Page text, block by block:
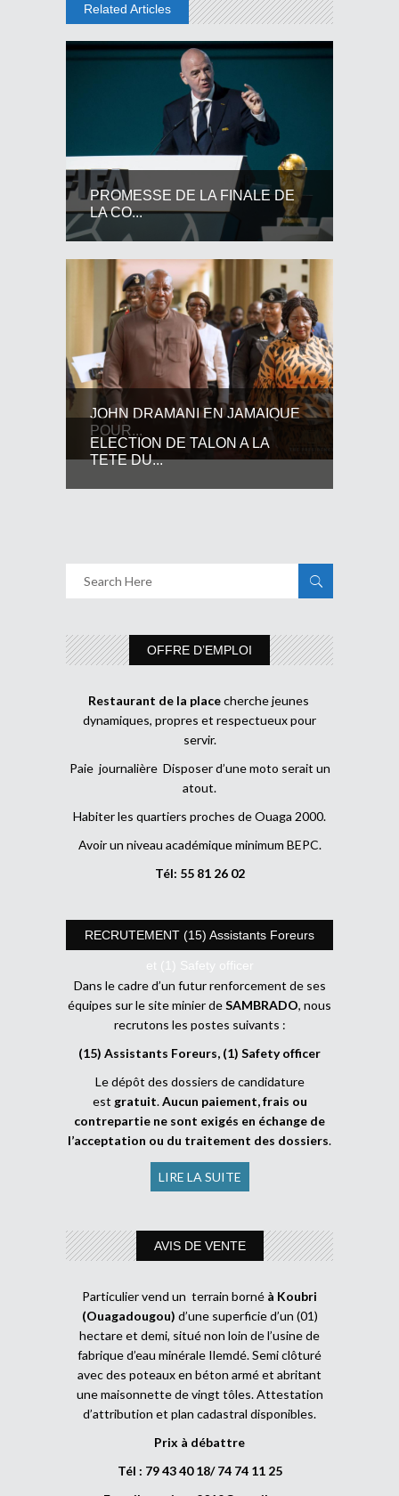
Related Articles
PROMESSE DE LA FINALE DE
LA CO...
JOHN DRAMANI EN JAMAIQUE
POUR...
ELECTION DE TALON A LA
TETE DU...
OFFRE D’EMPLOI
Restaurant de la placecherche jeunes
dynamiques, propres et respectueux pour
servir.
Paie journalière Disposer d’une moto serait un
atout.
Habiter les quartiers proches de Ouaga 2000.
Avoir un niveau académique minimum BEPC.
Tél: 55 81 26 02
RECRUTEMENT (15) Assistants Foreurs
et (1) Safety officer
Dans le cadre d’un futur renforcement de ses
équipes sur le site minier deSAMBRADO, nous
recrutons les postes suivants :
(15) Assistants Foreurs, (1) Safety officer
Le dépôt des dossiers de candidature
est gratuit.Aucun paiement, frais ou
contrepartie ne sont exigés en échange de
l’acceptation ou du traitement des dossiers.
LIRE LA SUITE
AVIS DE VENTE
Particulier vend un terrain borné à Koubri
(Ouagadougou) d’une superficie d’un (01)
hectare et demi, situé non loin de l’usine de
fabrique d’eau minérale Ilemdé. Semi clôturé
avec des poteaux en béton armé et abritant
une maisonnette de vingt tôles. Attestation
d’attribution et plan cadastral disponibles.
Prix à débattre
Tél : 79 43 40 18/ 74 74 11 25